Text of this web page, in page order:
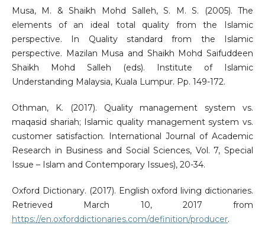
Musa, M. & Shaikh Mohd Salleh, S. M. S. (2005). The
elements of an ideal total quality from the Islamic
perspective. In Quality standard from the Islamic
perspective. Mazilan Musa and Shaikh Mohd Saifuddeen
Shaikh Mohd Salleh (eds). Institute of Islamic
Understanding Malaysia, Kuala Lumpur. Pp. 149-172.
Othman, K. (2017). Quality management system vs.
maqasid shariah; Islamic quality management system vs.
customer satisfaction. International Journal of Academic
Research in Business and Social Sciences, Vol. 7, Special
Issue – Islam and Contemporary Issues), 20-34.
Oxford Dictionary. (2017). English oxford living dictionaries.
Retrieved March 10, 2017 from
https://en.oxforddictionaries.com/definition/producer.